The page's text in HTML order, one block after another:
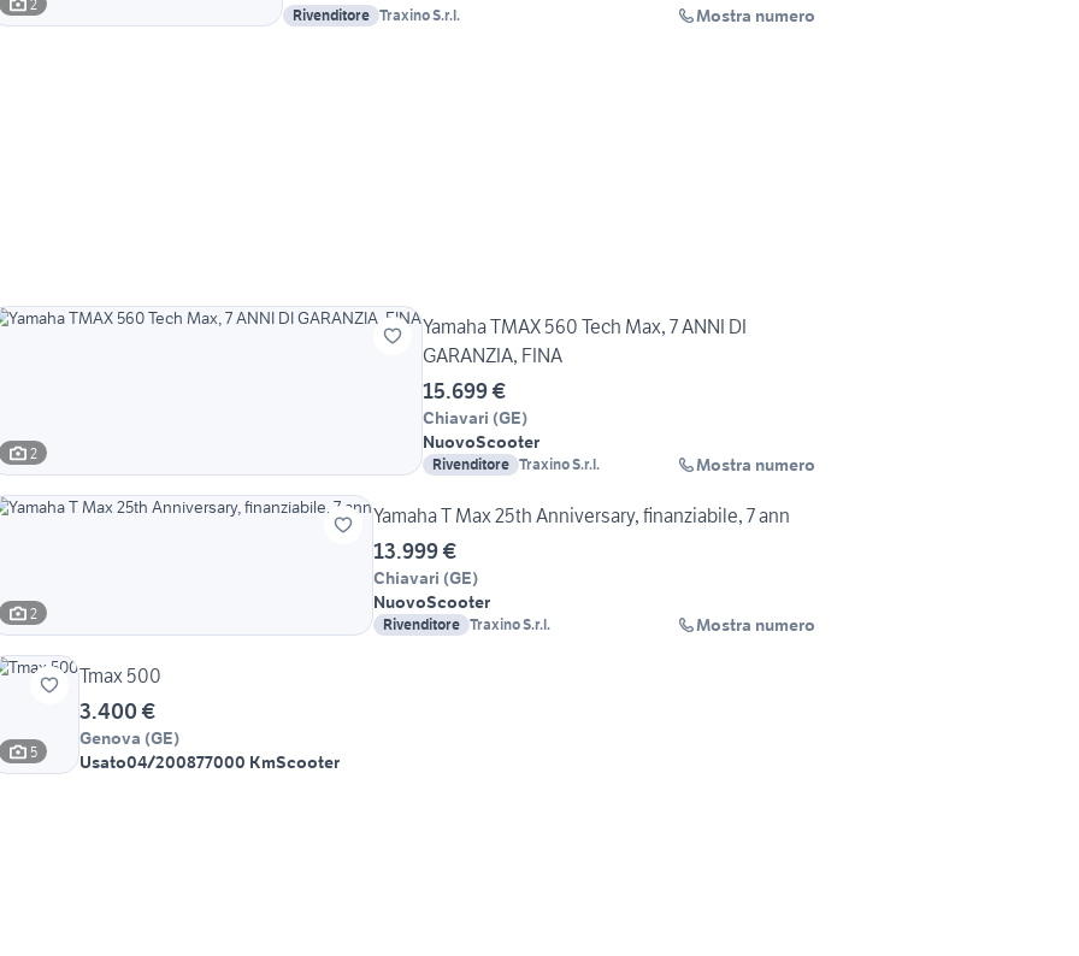
2
Rivenditore Traxino S.r.l. Mostra numero
2
Yamaha TMAX 560 Tech Max, 7 ANNI DI
GARANZIA, FINA
15.699 €
Chiavari (GE)
NuovoScooter
Rivenditore Traxino S.r.l. Mostra numero
2
Yamaha T Max 25th Anniversary, finanziabile, 7 ann
13.999 €
Chiavari (GE)
NuovoScooter
Rivenditore Traxino S.r.l. Mostra numero
5
Tmax 500
3.400 €
Genova (GE)
Usato04/200877000 KmScooter